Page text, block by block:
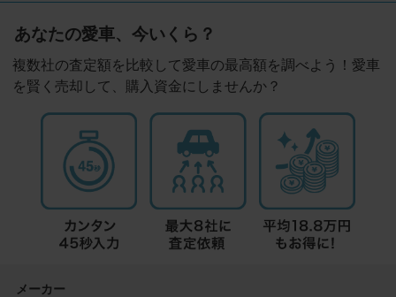
あなたの愛車、今いくら？
複数社の査定額を比較して愛車の最高額を調べよう！愛車
を賢く売却して、購入資金にしませんか？
メーカー